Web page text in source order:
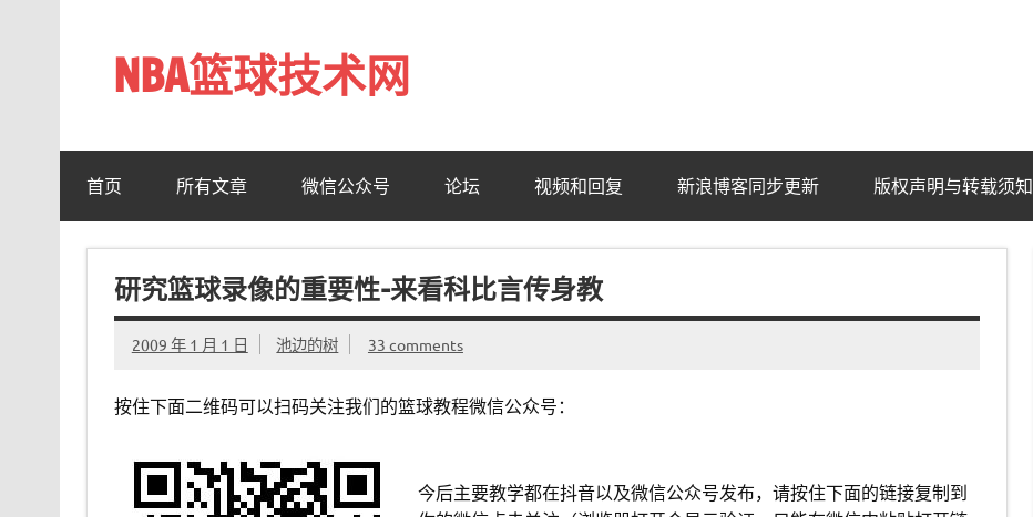
NBA篮球技术网
首页 所有文章 微信公众号 论坛 视频和回复 新浪博客同步更新 版权声明与转载须知
研究篮球录像的重要性–来看科比言传身教
2009 年 1 月 1 日 池边的树 33 comments
按住下面二维码可以扫码关注我们的篮球教程微信公众号：
今后主要教学都在抖音以及微信公众号发布，请按住下面的链接复制到